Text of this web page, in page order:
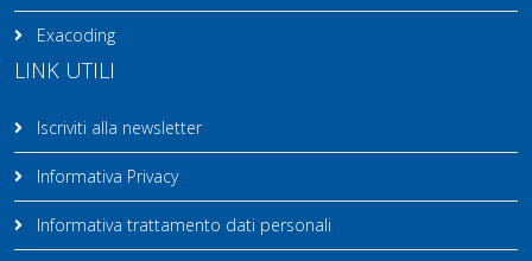
Exacoding
LINK UTILI
Iscriviti alla newsletter
Informativa Privacy
Informativa trattamento dati personali